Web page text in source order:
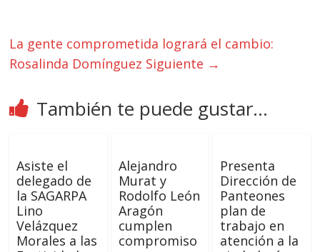
La gente comprometida logrará el cambio:
Rosalinda Domínguez Siguiente →
También te puede gustar...
Asiste el
delegado de
la SAGARPA
Lino
Velázquez
Morales a las
Alejandro
Murat y
Rodolfo León
Aragón
cumplen
compromiso
Presenta
Dirección de
Panteones
plan de
trabajo en
atención a la